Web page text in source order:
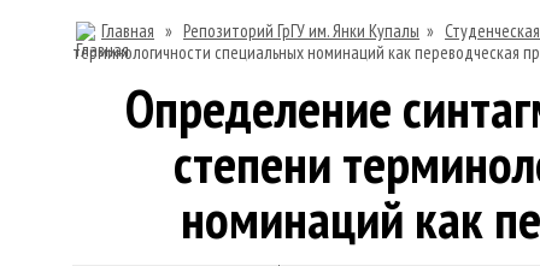
Главная » Репозиторий ГрГУ им. Янки Купалы »
терминологичности специальных номинаций как переводческая
Определение
степени
номинаций как